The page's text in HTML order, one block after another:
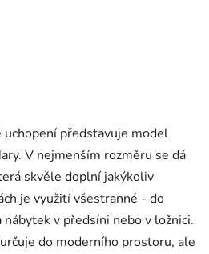
představuje model
V nejmenším rozměru se dá
skvěle doplní jakýkoliv
je využití všestranné - do
nábytek v předsíni nebo v ložnici.
do moderního prostoru, ale